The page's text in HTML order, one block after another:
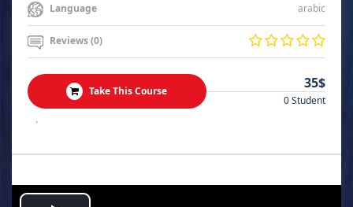
Language arabic
Reviews (0)
Take This Course 35$
0 Student
.